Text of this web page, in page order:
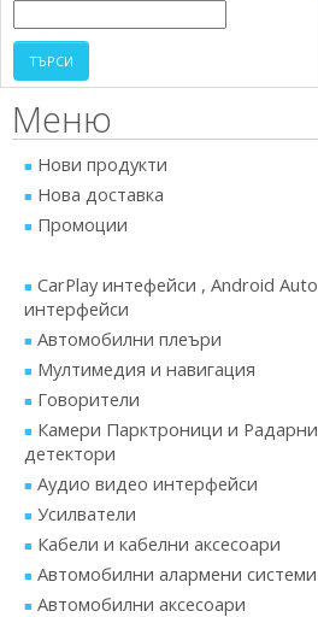
Меню
Нови продукти
Нова доставка
Промоции
CarPlay интефейси , Android Auto
интерфейси
Автомобилни плеъри
Мултимедия и навигация
Говорители
Камери Парктроници и Радарни
детектори
Аудио видео интерфейси
Усилватели
Кабели и кабелни аксесоари
Автомобилни алармени системи
Автомобилни аксесоари